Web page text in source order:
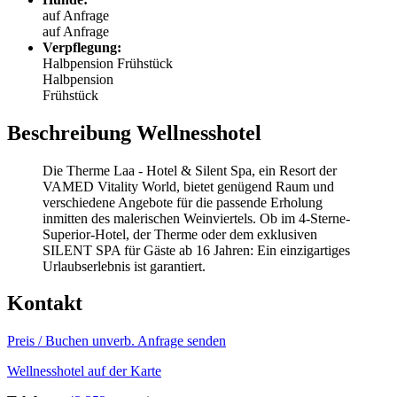
auf Anfrage
auf Anfrage
Verpflegung:
Halbpension Frühstück
Halbpension
Frühstück
Beschreibung Wellnesshotel
Die Therme Laa - Hotel & Silent Spa, ein Resort der
VAMED Vitality World, bietet genügend Raum und
verschiedene Angebote für die passende Erholung
inmitten des malerischen Weinviertels. Ob im 4-Sterne-
Superior-Hotel, der Therme oder dem exklusiven
SILENT SPA für Gäste ab 16 Jahren: Ein einzigartiges
Urlaubserlebnis ist garantiert.
Kontakt
Preis / Buchen unverb. Anfrage senden
Wellnesshotel auf der Karte